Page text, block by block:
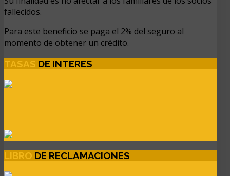
fallecidos.
Para este beneficio se paga el 2% del seguro al
momento de obtener un crédito.
TASAS DE INTERES
LIBRO DE RECLAMACIONES